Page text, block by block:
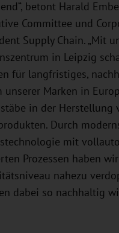
betont Harald
Committee und
Supply Chain. „Mit
in Leipzig
für langfristiges,
unserer Marken in
in der Herstellung
Durch
mit
Prozessen haben
nahezu
dabei so nachhaltig